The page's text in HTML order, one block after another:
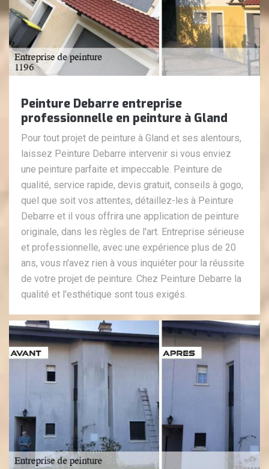
Peinture Debarre entreprise
professionnelle en peinture à Gland
Pour tout projet de peinture à Gland et ses alentours,
laissez Peinture Debarre intervenir si vous enviez
une peinture parfaite et impeccable. Peinture de
qualité, service rapide, devis gratuit, conseils à gogo,
quel que soit vos attentes, détaillez-les à Peinture
Debarre et il vous offrira une application de peinture
originale, dans les règles de l'art. Entreprise sérieuse
et professionnelle, avec une expérience plus de 20
ans, vous n'avez rien à vous inquiéter pour la réussite
de votre projet de peinture. Chez Peinture Debarre la
qualité et l'esthétique sont tous exigés.